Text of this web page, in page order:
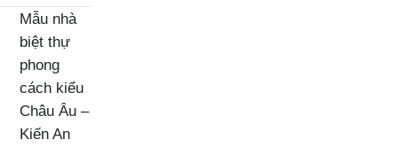
Mẫu nhà
biệt thự
phong
cách kiểu
Châu Âu –
Kiến An